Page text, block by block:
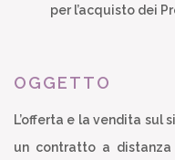
per l’acquisto dei
OGGETTO
L’offerta e la vendita sul
un contratto a